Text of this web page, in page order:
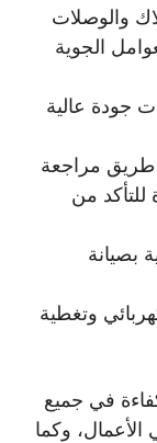
والوصلات
الجوية
جودة عالية
طريق مراجعة
للتأكد من
بصيانة
وتغطية
في جميع
الأعمال، وكما